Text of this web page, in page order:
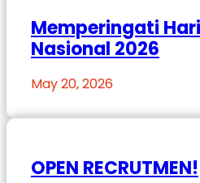
Memperingati
Nasional 2026
May 20, 2026
OPEN RECRUTMEN!